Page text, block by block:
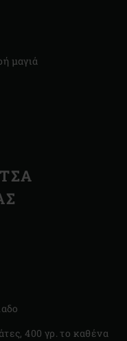
μαγιά
400 γρ. το καθένα